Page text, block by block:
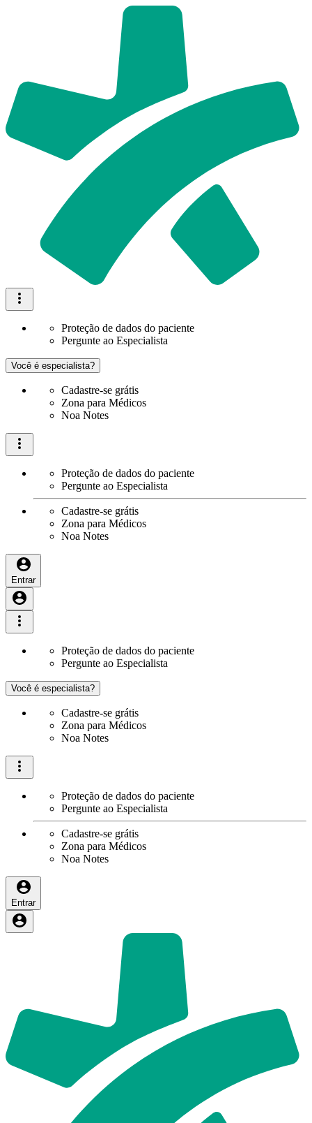
Proteção de dados do paciente
Pergunte ao Especialista
Você é especialista?
Cadastre-se grátis
Zona para Médicos
Noa Notes
Proteção de dados do paciente
Pergunte ao Especialista
Cadastre-se grátis
Zona para Médicos
Noa Notes
Entrar
Proteção de dados do paciente
Pergunte ao Especialista
Você é especialista?
Cadastre-se grátis
Zona para Médicos
Noa Notes
Proteção de dados do paciente
Pergunte ao Especialista
Cadastre-se grátis
Zona para Médicos
Noa Notes
Entrar